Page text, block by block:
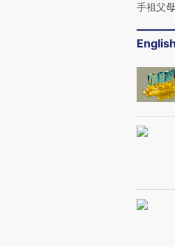
手祖父